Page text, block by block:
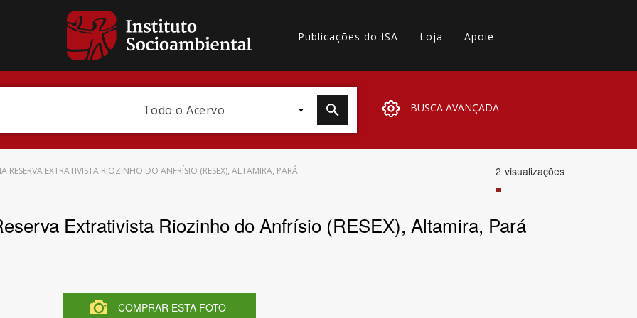
Publicações do ISA Loja Apoie
Todo o Acervo BUSCA AVANÇADA
Subtema
EXTRATIVISTA RIOZINHO DO ANFRÍSIO (RESEX), ALTAMIRA, PARÁ 2 visualizações
Extrativista Riozinho do Anfrísio (RESEX), Altamira, Pará
COMPRAR ESTA FOTO